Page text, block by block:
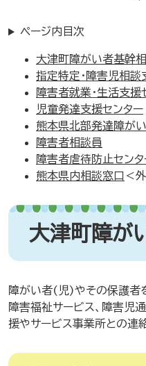
ページ内目次
大津町障がい者基幹
指定特定・障害児相談
障害者就業・生活支援
児童発達支援センター
熊本県北部発達障が
障害者相談員
障害者虐待防止センタ
熊本県内相談窓口 ＜
大津町障が
障がい者(児)やその保護者
障害福祉サービス、障害児
援やサービス事業所との連